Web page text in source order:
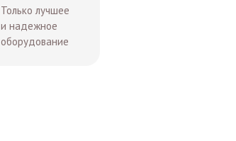
Только лучшее
и надежное
оборудование